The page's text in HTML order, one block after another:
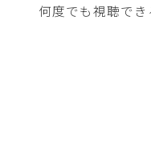
何度でも視聴でき